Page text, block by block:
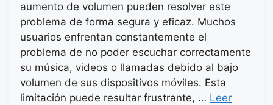
aumento de volumen pueden resolver este
problema de forma segura y eficaz. Muchos
usuarios enfrentan constantemente el
problema de no poder escuchar correctamente
su música, videos o llamadas debido al bajo
volumen de sus dispositivos móviles. Esta
limitación puede resultar frustrante, … Leer